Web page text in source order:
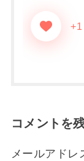
+1
コメントを
メールアドレ